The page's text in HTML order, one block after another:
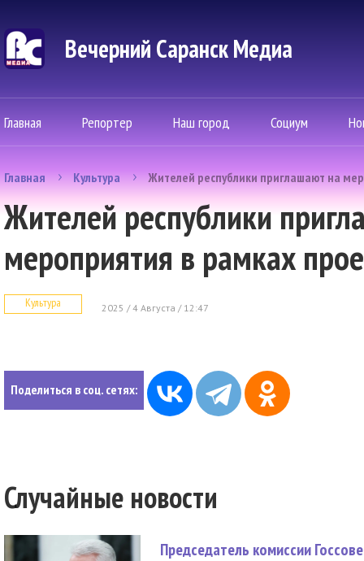
Вечерний Саранск Mедиа
Главная Репортер Наш город Социум
Главная Культура Жителей республики приглашают на
Жителей республики
мероприятия в рамках
Культура 2025 / 4 Августа / 12:47
Поделиться в соц. сетях:
Случайные новости
Председатель комиссии